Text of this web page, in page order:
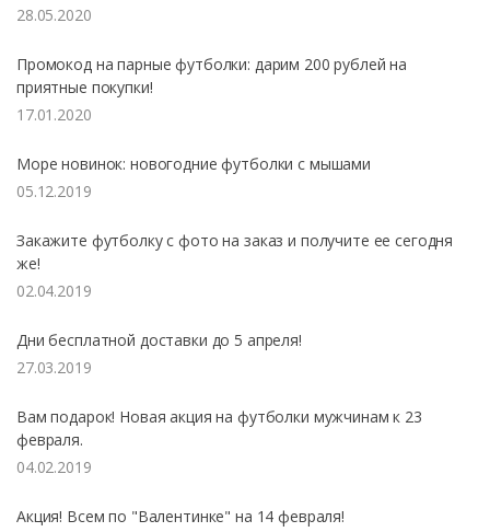
28.05.2020
Промокод на парные футболки: дарим 200 рублей на
приятные покупки!
17.01.2020
Море новинок: новогодние футболки с мышами
05.12.2019
Закажите футболку с фото на заказ и получите ее сегодня
же!
02.04.2019
Дни бесплатной доставки до 5 апреля!
27.03.2019
Вам подарок! Новая акция на футболки мужчинам к 23
февраля.
04.02.2019
Акция! Всем по "Валентинке" на 14 февраля!